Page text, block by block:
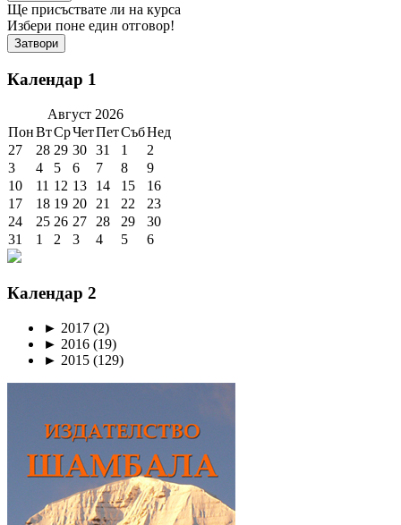
Ще присъствате ли на курса
Избери поне един отговор!
Затвори
Календар 1
Август 2026
ПонВтСрЧетПетСъбНед
27
28 29 30 31 1
2
3
4 5 6 7 8
9
10
11 12 13 14 15
16
17
18 19 20 21 22
23
24
25 26 27 28 29
30
31
1 2 3 4 5 6
Календар 2
► 2017 (2)
► 2016 (19)
► 2015 (129)